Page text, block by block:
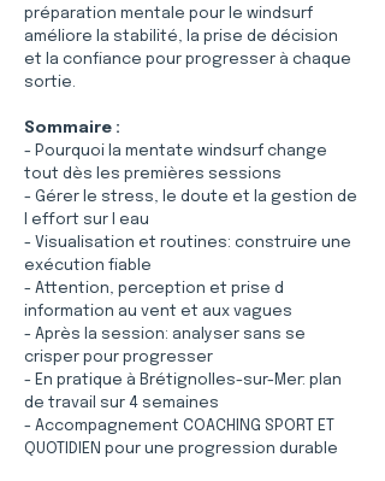
préparation mentale pour le windsurf
améliore la stabilité, la prise de décision
et la confiance pour progresser à chaque
sortie.
Sommaire :
- Pourquoi la mentate windsurf change
tout dès les premières sessions
- Gérer le stress, le doute et la gestion de
l effort sur l eau
- Visualisation et routines: construire une
exécution fiable
- Attention, perception et prise d
information au vent et aux vagues
- Après la session: analyser sans se
crisper pour progresser
- En pratique à Brétignolles-sur-Mer: plan
de travail sur 4 semaines
- Accompagnement COACHING SPORT ET
QUOTIDIEN pour une progression durable